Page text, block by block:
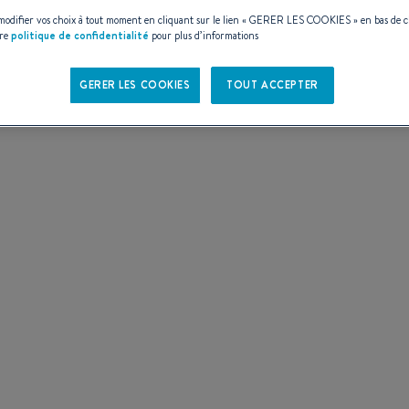
vos choix à tout moment en cliquant sur le lien «GERER LES COOKIES» en bas de
politique de confidentialité pour plus d’informations
GERER LES COOKIES TOUT ACCEPTER